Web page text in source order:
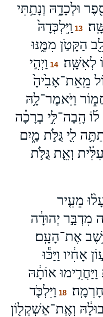
וּלְכָדָ֑הּ וְנָתַ֥תִּי
13 וַֽיִּלְכְּדָהּ֙
הַקָּטֹ֣ן מִמֶּ֑נּוּ
לְאִשָּֽׁה׃
14 וַיְהִ֣י
מֵֽאֵת־אָבִ֙יהָ֙
וַיֹּֽאמֶר־לָ֥הּ
הָֽבָה־לִּ֣י בְרָכָ֗ה
לִ֖י גֻּלֹּ֣ת מָ֑יִם
וְאֵ֖ת גֻּלֹּ֥ת
מֵעִ֤יר
מִדְבַּ֣ר יְהוּדָ֔ה
אֶת־הָעָֽם׃
אָחִ֔יו וַיַּכּ֕וּ
אוֹתָ֔הּ
18 וַיִּלְכֹּ֤ד
וְאֶֽת־אַשְׁקְל֖וֹן